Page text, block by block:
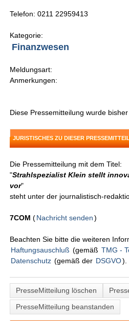
Telefon: 0211 22959413
Kategorie:
Finanzwesen
Meldungsart:
Anmerkungen:
Diese Pressemitteilung wurde
JURISTISCHES ZU DIESER
Die Pressemitteilung mit dem Titel:
"Strahlspezialist Klein stellt
vor"
steht unter der journalistisch-
7COM (Nachricht senden )
Beachten Sie bitte die weiteren
Haftungsauschluß (gemäß TMG -
Datenschutz (gemäß der DSGVO).
PresseMitteilung löschen
PresseMitteilung beanstanden